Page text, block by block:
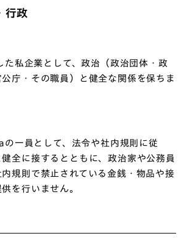
行政
私企業として、政治（政治団体・政
庁・その職員）と健全な関係を保ちま
一員として、法令や社内規則に従
全に接するとともに、政治家や公務員
規則で禁止されている金銭・物品や接
を行いません。